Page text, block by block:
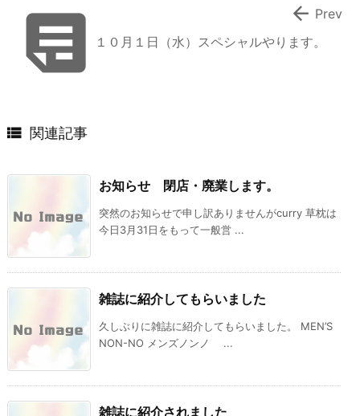
 １０月１日（水）スペシャルやります。
 Prev
 関連記事
お知らせ 閉店・廃業します。
突然のお知らせで申し訳ありませんがcurry 草枕は
今日3月31日をもって一般営 ...
雑誌に紹介してもらいました
久しぶりに雑誌に紹介してもらいました。 MEN’S
NON-NO メンズノンノ ...
雑誌に紹介されました